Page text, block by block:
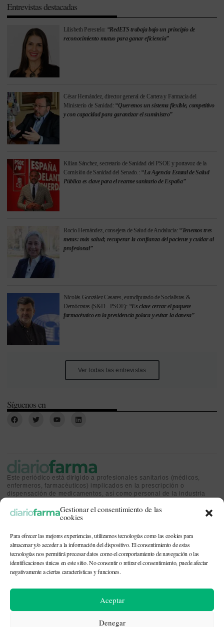
Gestionar el consentimiento de las
cookies
Para ofrecer las mejores experiencias, utilizamos tecnologías como las cookies para
almacenar y/o acceder a la información del dispositivo. El consentimiento de estas
tecnologías nos permitirá procesar datos como el comportamiento de navegación o las
identificaciones únicas en este sitio. No consentir o retirar el consentimiento, puede afectar
negativamente a ciertas características y funciones.
Aceptar
Denegar
Entrevistas destacadas
Lilisbeth Perestelo: “RedETS trabaja bajo un principio de
reconocimiento mutuo para ganar eficiencia”
César Hernández, director general de Cartera y Farmacia del
Ministerio de Sanidad: “Queremos un sistema flexible, competitivo
y con capacidad para garantizar el suministro”
Kilian Sánchez, secretario de Sanidad del PSOE y portavoz de la
Comisión de Sanidad del Senado.: “La Agencia Estatal de Salud
Pública es clave para el rearme sanitario de España”
Rocío Hernández, consejera de Salud de Andalucía: “Tenemos tres
metas: más salud; recuperar la confianza del paciente y cuidar al
profesional”
Nicolás González Casares, eurodiputado de Socialistas &
Demócratas (S&D - PSOE): “Es clave cerrar el paquete
farmacéutico en la presidencia polaca y evitar la danesa”
Ver todas las entrevistas
Síguenos en
Este periódico está dirigido a profesionales sanitarios (médicos,
enfermeros, farmacéuticos) implicados en la prescripción o
dispensación de medicamentos, así como personal de la industria
sanitaria.
CONTACTO Y QUIÉNES SOMOS|POLÍTICA DE COOKIES|POLÍTICA DE
© 2026. Todos los derechos reservados. |
| Recursos
fotográficos: depositphotos